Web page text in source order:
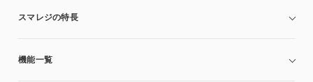
スマレジの特長
機能一覧